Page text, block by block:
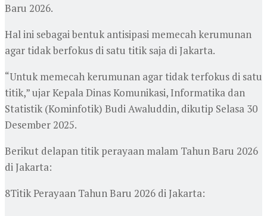
Baru 2026.
Hal ini sebagai bentuk antisipasi memecah kerumunan
agar tidak berfokus di satu titik saja di Jakarta.
“Untuk memecah kerumunan agar tidak terfokus di satu
titik,” ujar Kepala Dinas Komunikasi, Informatika dan
Statistik (Kominfotik) Budi Awaluddin, dikutip Selasa 30
Desember 2025.
Berikut delapan titik perayaan malam Tahun Baru 2026
di Jakarta:
8Titik Perayaan Tahun Baru 2026 di Jakarta: